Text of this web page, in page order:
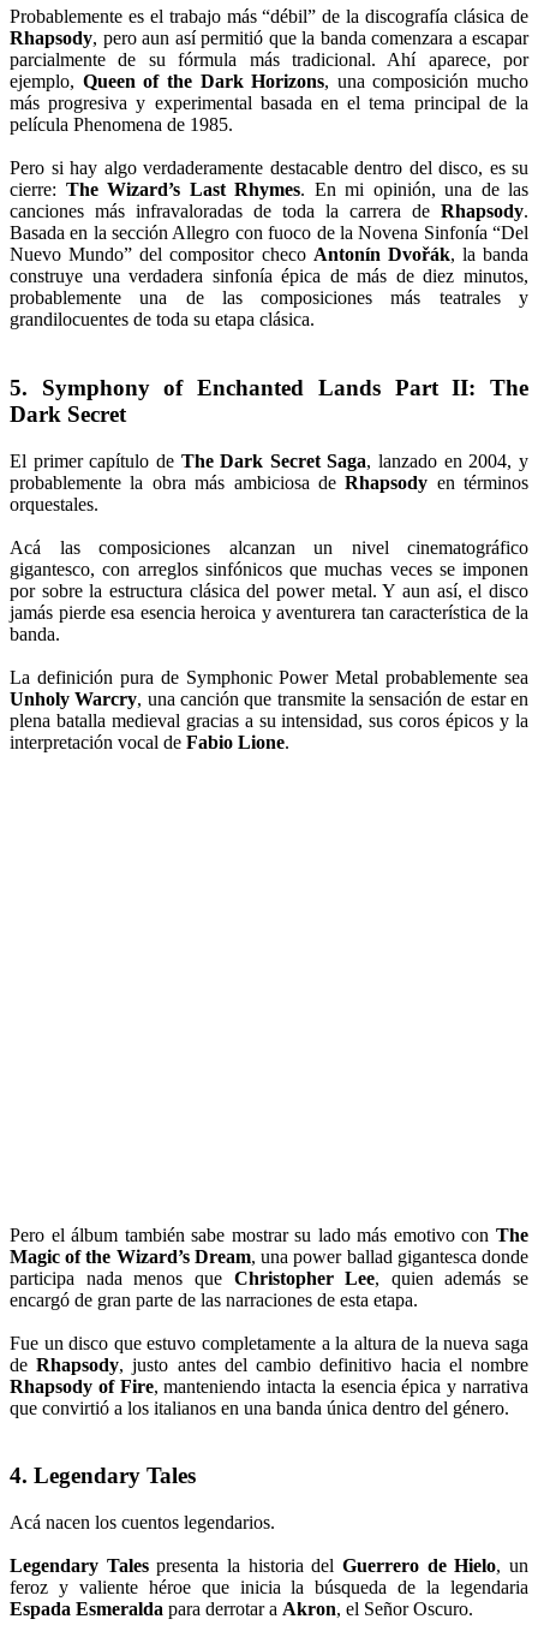
Probablemente es el trabajo más “débil” de la discografía clásica de
Rhapsody, pero aun así permitió que la banda comenzara a escapar
parcialmente de su fórmula más tradicional. Ahí aparece, por
ejemplo, Queen of the Dark Horizons, una composición mucho
más progresiva y experimental basada en el tema principal de la
película Phenomena de 1985.
Pero si hay algo verdaderamente destacable dentro del disco, es su
cierre: The Wizard’s Last Rhymes. En mi opinión, una de las
canciones más infravaloradas de toda la carrera de Rhapsody.
Basada en la sección Allegro con fuoco de la Novena Sinfonía “Del
Nuevo Mundo” del compositor checo Antonín Dvořák, la banda
construye una verdadera sinfonía épica de más de diez minutos,
probablemente una de las composiciones más teatrales y
grandilocuentes de toda su etapa clásica.
5. Symphony of Enchanted Lands Part II: The
Dark Secret
El primer capítulo de The Dark Secret Saga, lanzado en 2004, y
probablemente la obra más ambiciosa deRhapsody en términos
orquestales.
Acá las composiciones alcanzan un nivel cinematográfico
gigantesco, con arreglos sinfónicos que muchas veces se imponen
por sobre la estructura clásica del power metal. Y aun así, el disco
jamás pierde esa esencia heroica y aventurera tan característica de la
banda.
La definición pura de Symphonic Power Metal probablemente sea
Unholy Warcry, una canción que transmite la sensación de estar en
plena batalla medieval gracias a su intensidad, sus coros épicos y la
interpretación vocal de Fabio Lione.
Pero el álbum también sabe mostrar su lado más emotivo con The
Magic of the Wizard’s Dream, una power ballad gigantesca donde
participa nada menos que Christopher Lee, quien además se
encargó de gran parte de las narraciones de esta etapa.
Fue un disco que estuvo completamente a la altura de la nueva saga
deRhapsody, justo antes del cambio definitivo hacia el nombre
Rhapsody of Fire, manteniendo intacta la esencia épica y narrativa
que convirtió a los italianos en una banda única dentro del género.
4. Legendary Tales
Acá nacen los cuentos legendarios.
Legendary Talespresenta la historia delGuerrero de Hielo, un
feroz y valiente héroe que inicia la búsqueda de la legendaria
Espada Esmeralda para derrotar a Akron, el Señor Oscuro.